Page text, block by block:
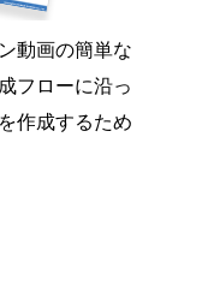
動画の簡単な
フローに沿っ
作成するため